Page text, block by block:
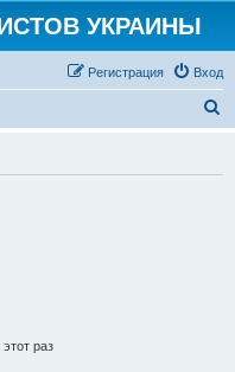
УКРАИНЫ
Вход
Регистрация
раз